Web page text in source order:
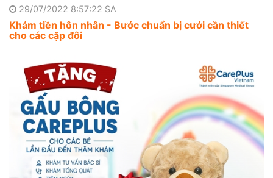
29/07/2022 8:57:22 SA
Khám tiền hôn nhân - Bước chuẩn bị cưới cần thiết
cho các cặp đôi